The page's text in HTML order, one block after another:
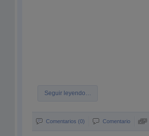
Seguir leyendo…
Comentarios (0) Comentario